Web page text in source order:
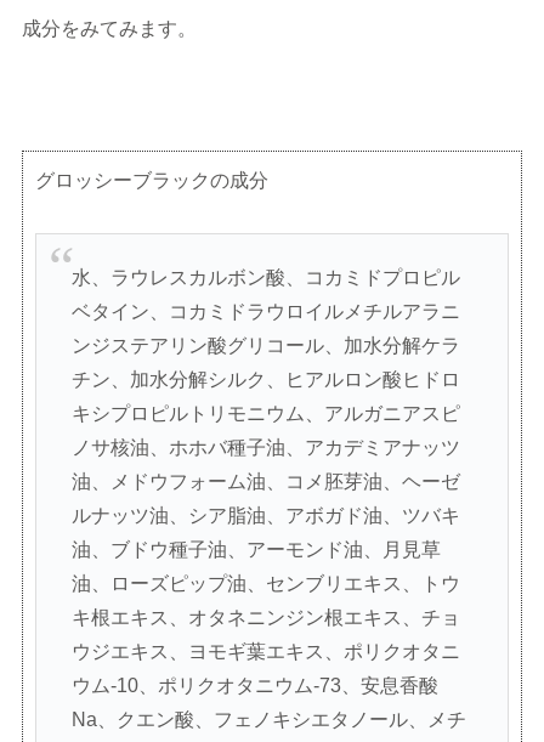
成分をみてみます。
グロッシーブラックの成分
水、ラウレスカルボン酸、コカミドプロピル
ベタイン、コカミドラウロイルメチルアラニ
ンジステアリン酸グリコール、加水分解ケラ
チン、加水分解シルク、ヒアルロン酸ヒドロ
キシプロピルトリモニウム、アルガニアスピ
ノサ核油、ホホバ種子油、アカデミアナッツ
油、メドウフォーム油、コメ胚芽油、ヘーゼ
ルナッツ油、シア脂油、アボガド油、ツバキ
油、ブドウ種子油、アーモンド油、月見草
油、ローズピップ油、センブリエキス、トウ
キ根エキス、オタネニンジン根エキス、チョ
ウジエキス、ヨモギ葉エキス、ポリクオタニ
ウム-10、ポリクオタニウム-73、安息香酸
Na、クエン酸、フェノキシエタノール、メチ